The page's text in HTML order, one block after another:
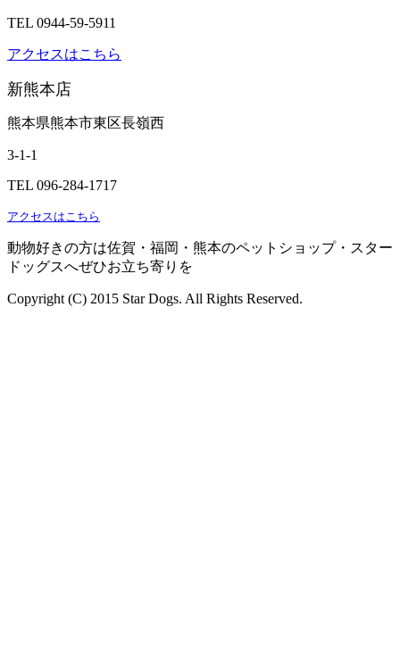
TEL 0944-59-5911
アクセスはこちら
新熊本店
熊本県熊本市東区長嶺西
3-1-1
TEL 096-284-1717
アクセスはこちら
動物好きの方は佐賀・福岡・熊本のペットショップ・スター
ドッグスへぜひお立ち寄りを
Copyright (C) 2015 Star Dogs. All Rights Reserved.